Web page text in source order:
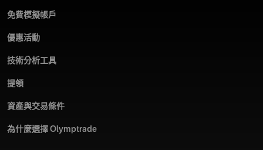
免費模擬帳戶
優惠活動
技術分析工具
提領
資產與交易條件
為什麼選擇 Olymptrade